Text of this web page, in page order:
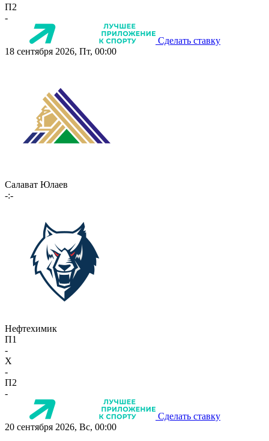
П2
-
Сделать ставку
18 сентября 2026, Пт, 00:00
Салават Юлаев
-:-
Нефтехимик
П1
-
X
-
П2
-
Сделать ставку
20 сентября 2026, Вс, 00:00